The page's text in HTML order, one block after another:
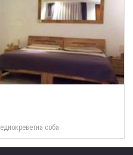
еднокреветна соба